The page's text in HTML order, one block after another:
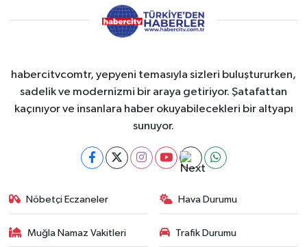
habercitvcomtr, yepyeni temasıyla sizleri buluştururken,
sadelik ve modernizmi bir araya getiriyor. Şatafattan
kaçınıyor ve insanlara haber okuyabilecekleri bir altyapı
sunuyor.
Nöbetçi Eczaneler Hava Durumu
Muğla Namaz Vakitleri Trafik Durumu